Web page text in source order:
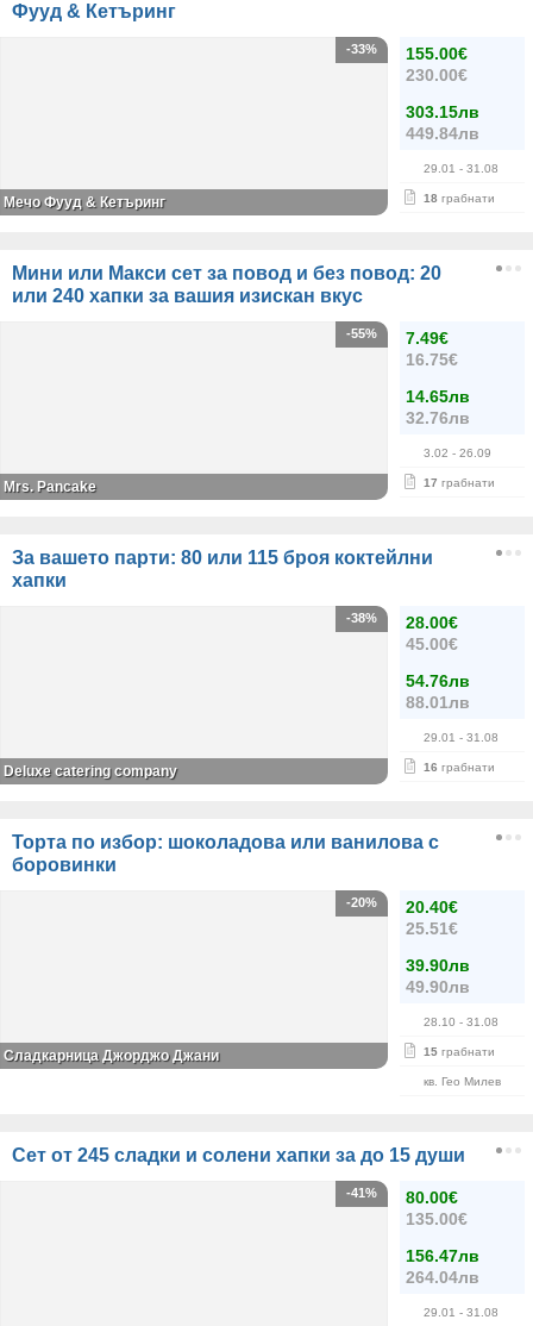
Фууд & Кетъринг
155.00€
230.00€
303.15лв
449.84лв
29.01 - 31.08
18 грабнати
-33%
Мечо Фууд & Кетъринг
Мини или Макси сет за повод и без повод: 20
или 240 хапки за вашия изискан вкус
7.49€
16.75€
14.65лв
32.76лв
3.02 - 26.09
17 грабнати
-55%
Mrs. Pancake
За вашето парти: 80 или 115 броя коктейлни
хапки
28.00€
45.00€
54.76лв
88.01лв
29.01 - 31.08
16 грабнати
-38%
Deluxe catering company
Торта по избор: шоколадова или ванилова с
боровинки
20.40€
25.51€
39.90лв
49.90лв
28.10 - 31.08
15 грабнати
кв. Гео Милев
-20%
Сладкарница Джорджо Джани
Сет от 245 сладки и солени хапки за до 15 души
80.00€
135.00€
156.47лв
264.04лв
29.01 - 31.08
-41%